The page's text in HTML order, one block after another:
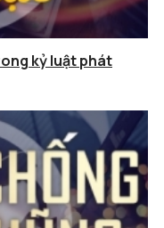
kỷ luật phát